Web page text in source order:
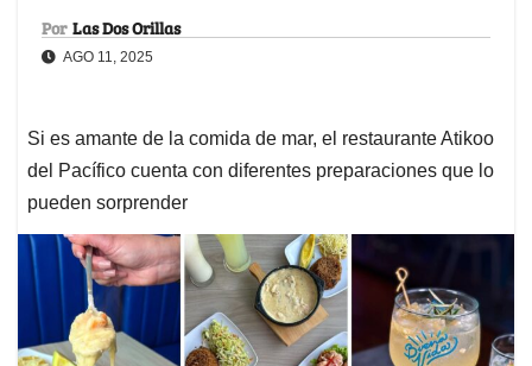
Por Las Dos Orillas
AGO 11, 2025
Si es amante de la comida de mar, el restaurante Atikoo
del Pacífico cuenta con diferentes preparaciones que lo
pueden sorprender